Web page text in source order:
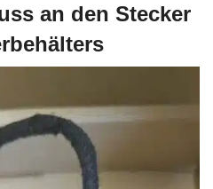
an den Stecker